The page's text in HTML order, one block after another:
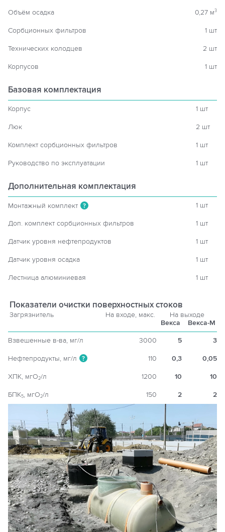
Объём осадка 0,27 м3
Сорбционных фильтров 1 шт
Технических колодцев 2 шт
Корпусов 1 шт
Базовая комплектация
Корпус 1 шт
Люк 2 шт
Комплект сорбционных фильтров 1 шт
Руководство по эксплуатации 1 шт
Дополнительная комплектация
Монтажный комплект ? 1 шт
Доп. комплект сорбционных фильтров 1 шт
Датчик уровня нефтепродуктов 1 шт
Датчик уровня осадка 1 шт
Лестница алюминиевая 1 шт
Показатели очистки поверхностных стоков
Загрязнитель На входе, макс.
На выходе
Векса
Векса-М
Взвешенные в-ва, мг/л 3000 5 3
Нефтепродукты, мг/л ? 110 0,3 0,05
ХПК, мгO2/л 1200 10 10
БПК5, мгO2/л 150 2 2